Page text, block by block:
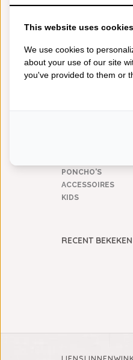
oranje(2)
BADGOED
BEDDENGOED
PLAIDS
PONCHO'S
ACCESSOIRES
KIDS
RECENT BEKEKEN
This website uses cookies
We use cookies to
about your use of our site
you've provided to them or